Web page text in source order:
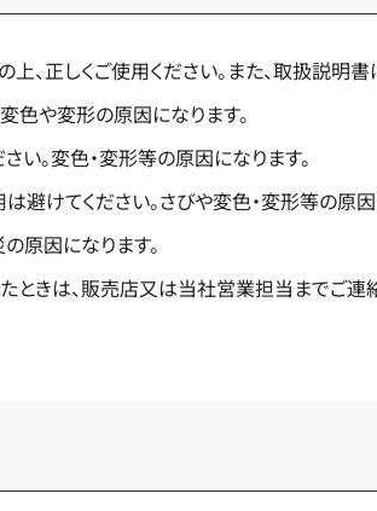
、正しくご使用ください。また、取扱説明書
色や変形の原因になります。
。変色・変形等の原因になります。
けてください。さびや変色・変形等の原因
原因になります。
きは、販売店又は当社営業担当までご連